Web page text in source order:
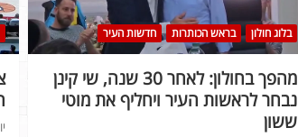
בלוג חולון בראש הכותרות חדשות העיר
מהפך בחולון: לאחר 30 שנה, שי קינן
נבחר לראשות העיר ויחליף את מוטי
ששון